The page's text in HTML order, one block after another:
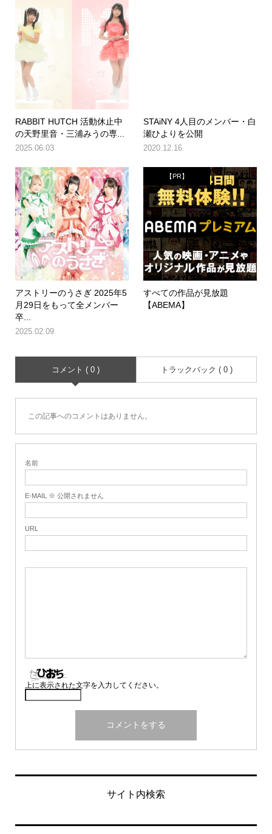
RABBIT HUTCH 活動休止中
の天野里音・三浦みうの専...
2025.06.03
STAiNY 4人目のメンバー・白
瀬ひよりを公開
2020.12.16
アストリーのうさぎ 2025年5
月29日をもって全メンバー
卒...
2025.02.09
【PR】
すべての作品が見放題
【ABEMA】
コメント ( 0 ) トラックバック ( 0 )
この記事へのコメントはありません。
名前
E-MAIL ※ 公開されません
URL
上に表示された文字を入力してください。
サイト内検索